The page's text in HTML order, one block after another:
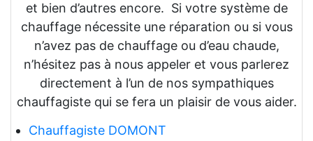
et bien d’autres encore. Si votre système de
chauffage nécessite une réparation ou si vous
n’avez pas de chauffage ou d’eau chaude,
n’hésitez pas à nous appeler et vous parlerez
directement à l’un de nos sympathiques
chauffagiste qui se fera un plaisir de vous aider.
Chauffagiste DOMONT